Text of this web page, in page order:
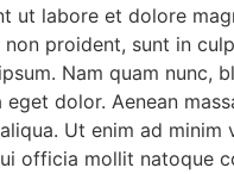
labore et dolore
proident, sunt in
Nam quam nunc,
dolor. Aenean
Ut enim ad minim
officia mollit natoque